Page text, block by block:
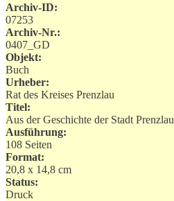
Archiv-ID:
07253
Archiv-Nr.:
0407_GD
Objekt:
Buch
Urheber:
Rat des Kreises Prenzlau
Titel:
Aus der Geschichte der Stadt Prenzlau
Ausführung:
108 Seiten
Format:
20,8 x 14,8 cm
Status:
Druck